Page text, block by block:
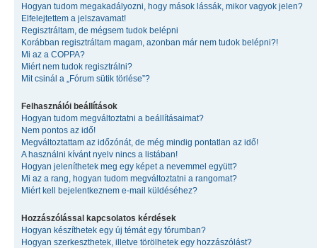
Hogyan tudom megakadályozni, hogy mások lássák, mikor vagyok jelen?
Elfelejtettem a jelszavamat!
Regisztráltam, de mégsem tudok belépni
Korábban regisztráltam magam, azonban már nem tudok belépni?!
Mi az a COPPA?
Miért nem tudok regisztrálni?
Mit csinál a „Fórum sütik törlése”?
Felhasználói beállítások
Hogyan tudom megváltoztatni a beállításaimat?
Nem pontos az idő!
Megváltoztattam az időzónát, de még mindig pontatlan az idő!
A használni kívánt nyelv nincs a listában!
Hogyan jeleníthetek meg egy képet a nevemmel együtt?
Mi az a rang, hogyan tudom megváltoztatni a rangomat?
Miért kell bejelentkeznem e-mail küldéséhez?
Hozzászólással kapcsolatos kérdések
Hogyan készíthetek egy új témát egy fórumban?
Hogyan szerkeszthetek, illetve törölhetek egy hozzászólást?